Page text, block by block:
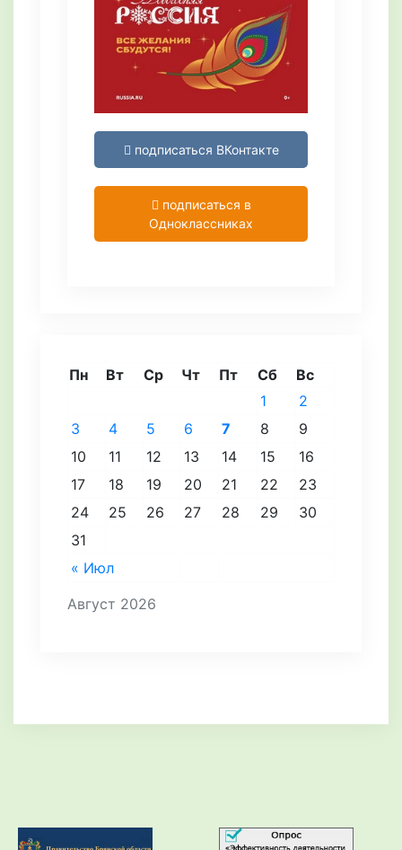
подписаться ВКонтакте
подписаться в
Одноклассниках
Август 2026
Пн Вт Ср Чт Пт Сб Вс
« Июл
1
2
3
4 5 6 7 8
9
10
11 12 13 14 15
16
17
18 19 20 21 22
23
24
25 26 27 28 29
30
31